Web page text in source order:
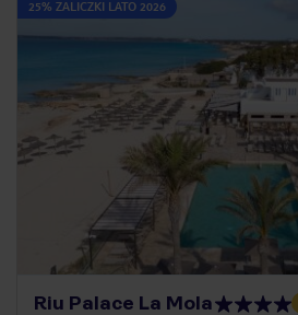
25% ZALICZKI LATO 2026
Riu Palace La Mola